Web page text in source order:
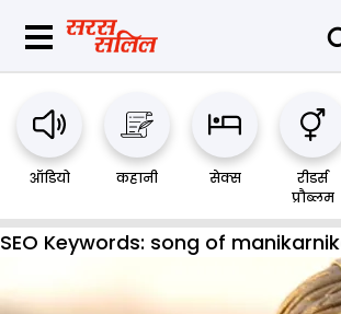
ऑडियो कहानी सेक्स
रीडर्स
प्रौब्लम
SEO Keywords: song of